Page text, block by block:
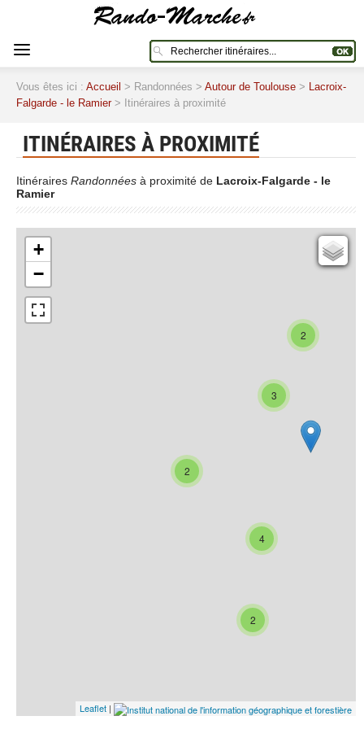
Vous êtes ici : Accueil > Randonnées > Autour de Toulouse > Lacroix-
Falgarde - le Ramier> Itinéraires à proximité
ITINÉRAIRES À PROXIMITÉ
Itinéraires Randonnées à proximité de Lacroix-Falgarde - le
Ramier
2
3
2
2
4
+
−
ESRI Word Imagery
Photographies aériennes
Leaflet |